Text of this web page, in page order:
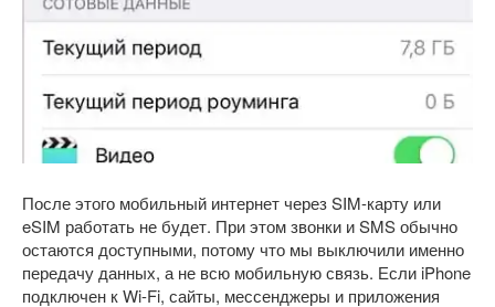
После этого мобильный интернет через SIM-карту или
eSIM работать не будет. При этом звонки и SMS обычно
остаются доступными, потому что мы выключили именно
передачу данных, а не всю мобильную связь. Если iPhone
подключен к Wi-Fi, сайты, мессенджеры и приложения